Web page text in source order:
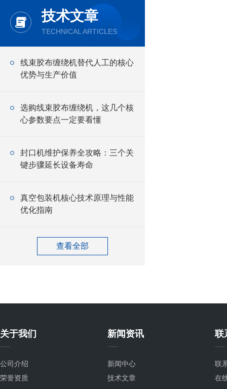
技术文章
TECHNICAL ARTICLES
线束胶布缠绕机替代人工的核心
优势与生产价值
选购线束胶布缠绕机，这几个核
心参数要点一定要看懂
封口机维护保养全攻略：三个关
键步骤延长设备寿命
真空包装机核心技术原理与性能
优化指南
查看全部
关于我们
公司介绍
荣誉资质
新闻资讯
新闻中心
技术文章
联
联
在